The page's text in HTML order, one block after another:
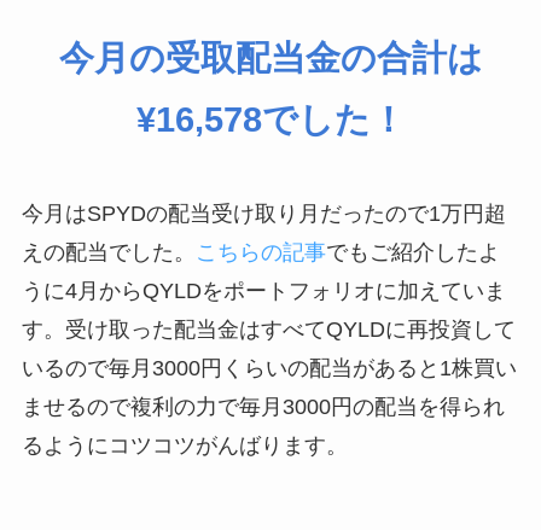
今月の受取配当金の合計は
¥16,578でした！
今月はSPYDの配当受け取り月だったので1万円超
えの配当でした。
こちらの記事でもご紹介したよ
うに4月からQYLDをポートフォリオに加えていま
す。受け取った配当金はすべてQYLDに再投資して
いるので毎月3000円くらいの配当があると1株買い
ませるので複利の力で毎月3000円の配当を得られ
るようにコツコツがんばります。